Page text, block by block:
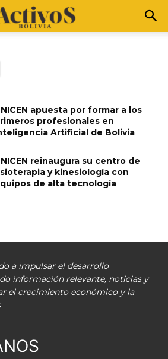
apuesta por formar a los
profesionales en
Artificial de Bolivia
reinaugura su centro de
y kinesiología con
de alta tecnología
a impulsar el desarrollo
información relevante, noticias y
el crecimiento económico y la